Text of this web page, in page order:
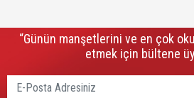
“Günün manşetlerini ve en çok
etmek için bültene